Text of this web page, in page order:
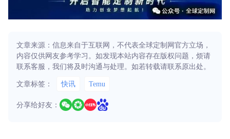
文章来源：信息来自于互联网，不代表全球定制网官方立场，
内容仅供网友参考学习。如发现本站内容存在版权问题，烦请
联系客服，我们将及时沟通与处理。如若转载请联系原出处。
文章标签： 快讯 Temu
分享给好友：